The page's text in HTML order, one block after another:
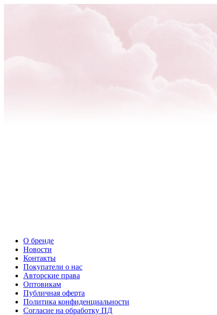
О бренде
Новости
Контакты
Покупатели о нас
Авторские права
Оптовикам
Публичная оферта
Политика конфиденциальности
Согласие на обработку ПД